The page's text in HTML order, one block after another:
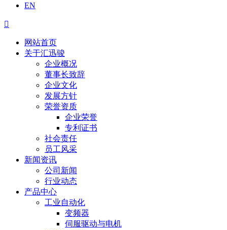
EN

网站首页
关于汇迅骏
企业概况
董事长致辞
企业文化
发展方针
荣誉资质
企业荣誉
专利证书
社会责任
员工风采
新闻资讯
公司新闻
行业动态
产品中心
工业自动化
变频器
伺服驱动与电机